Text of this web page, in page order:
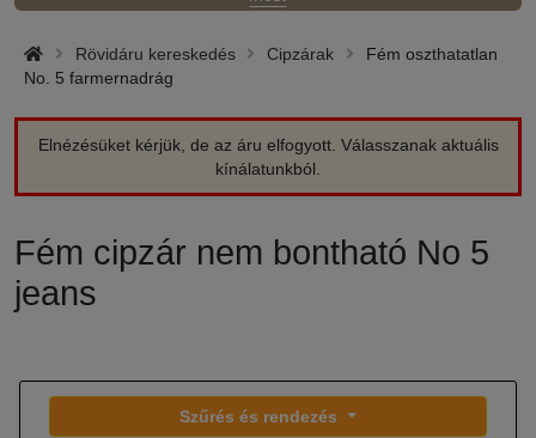
Rövidáru kereskedés Cipzárak
Fém oszthatatlan
No. 5 farmernadrág
Elnézésüket kérjük, de az áru elfogyott. Válasszanak aktuális
kínálatunkból.
Fém cipzár nem bontható No 5
jeans
Szűrés és rendezés